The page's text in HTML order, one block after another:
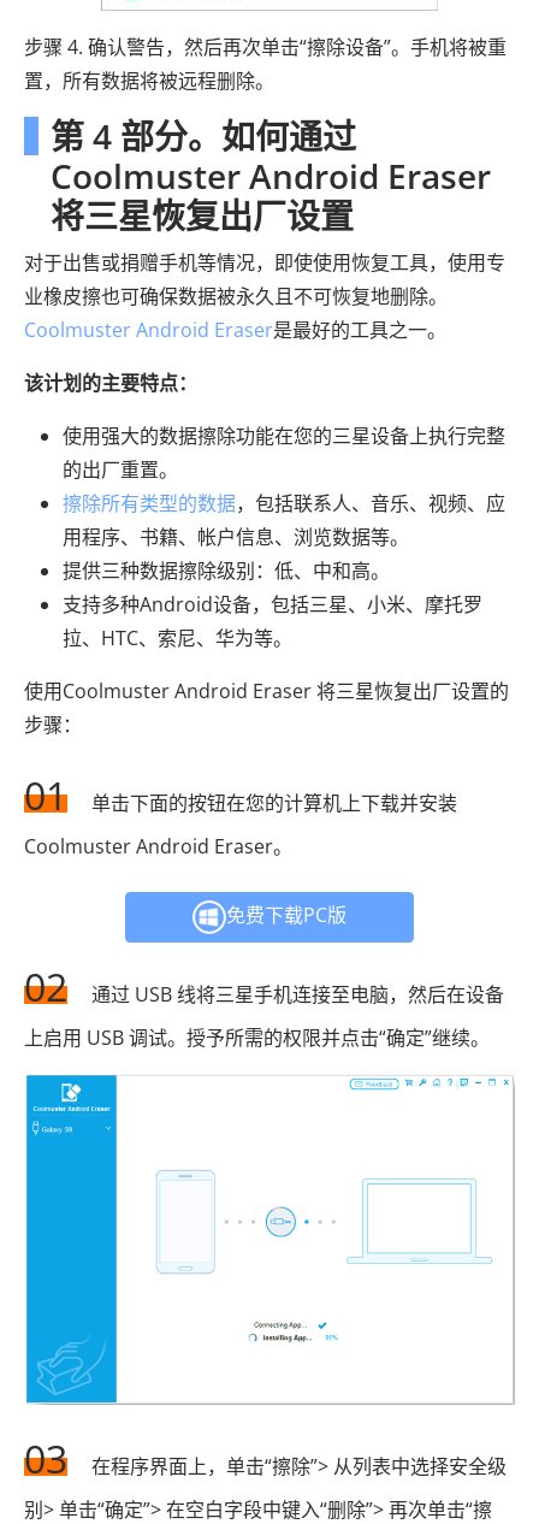
步骤 4. 确认警告，然后再次单击“擦除设备”。手机将被重
置，所有数据将被远程删除。
第 4 部分。如何通过
Coolmuster Android Eraser
将三星恢复出厂设置
对于出售或捐赠手机等情况，即使使用恢复工具，使用专
业橡皮擦也可确保数据被永久且不可恢复地删除。
Coolmuster Android Eraser是最好的工具之一。
该计划的主要特点：
使用强大的数据擦除功能在您的三星设备上执行完整
的出厂重置。
擦除所有类型的数据，包括联系人、音乐、视频、应
用程序、书籍、帐户信息、浏览数据等。
提供三种数据擦除级别：低、中和高。
支持多种Android设备，包括三星、小米、摩托罗
拉、HTC、索尼、华为等。
使用Coolmuster Android Eraser 将三星恢复出厂设置的
步骤：
01
单击下面的按钮在您的计算机上下载并安装
Coolmuster Android Eraser。
免费下载PC版
02
通过 USB 线将三星手机连接至电脑，然后在设备
上启用 USB 调试。授予所需的权限并点击“确定”继续。
03
在程序界面上，单击“擦除”> 从列表中选择安全级
别> 单击“确定”> 在空白字段中键入“删除”> 再次单击“擦